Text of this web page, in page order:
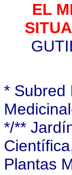
EL
* Subred
*/**
Plantas